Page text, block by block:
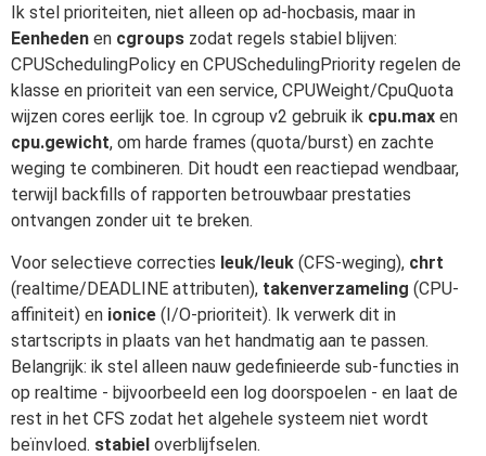
Ik stel prioriteiten, niet alleen op ad-hocbasis, maar in
Eenheden en cgroups zodat regels stabiel blijven:
CPUSchedulingPolicy en CPUSchedulingPriority regelen de
klasse en prioriteit van een service, CPUWeight/CpuQuota
wijzen cores eerlijk toe. In cgroup v2 gebruik ik cpu.max en
cpu.gewicht, om harde frames (quota/burst) en zachte
weging te combineren. Dit houdt een reactiepad wendbaar,
terwijl backfills of rapporten betrouwbaar prestaties
ontvangen zonder uit te breken.
Voor selectieve correcties leuk/leuk (CFS-weging), chrt
(realtime/DEADLINE attributen), takenverzameling (CPU-
affiniteit) en ionice (I/O-prioriteit). Ik verwerk dit in
startscripts in plaats van het handmatig aan te passen.
Belangrijk: ik stel alleen nauw gedefinieerde sub-functies in
op realtime - bijvoorbeeld een log doorspoelen - en laat de
rest in het CFS zodat het algehele systeem niet wordt
beïnvloed. stabiel overblijfselen.